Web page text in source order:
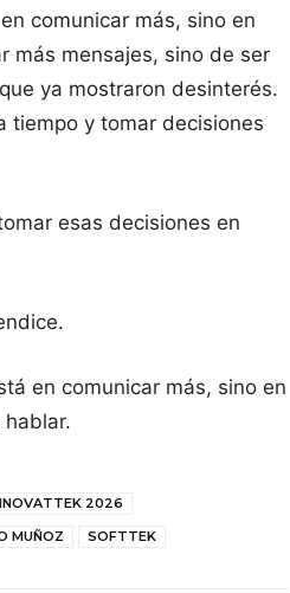
comunicar más, sino en
más mensajes, sino de ser
ya mostraron desinterés.
tiempo y tomar decisiones
esas decisiones en
en comunicar más, sino en
2026
MUÑOZ SOFTTEK